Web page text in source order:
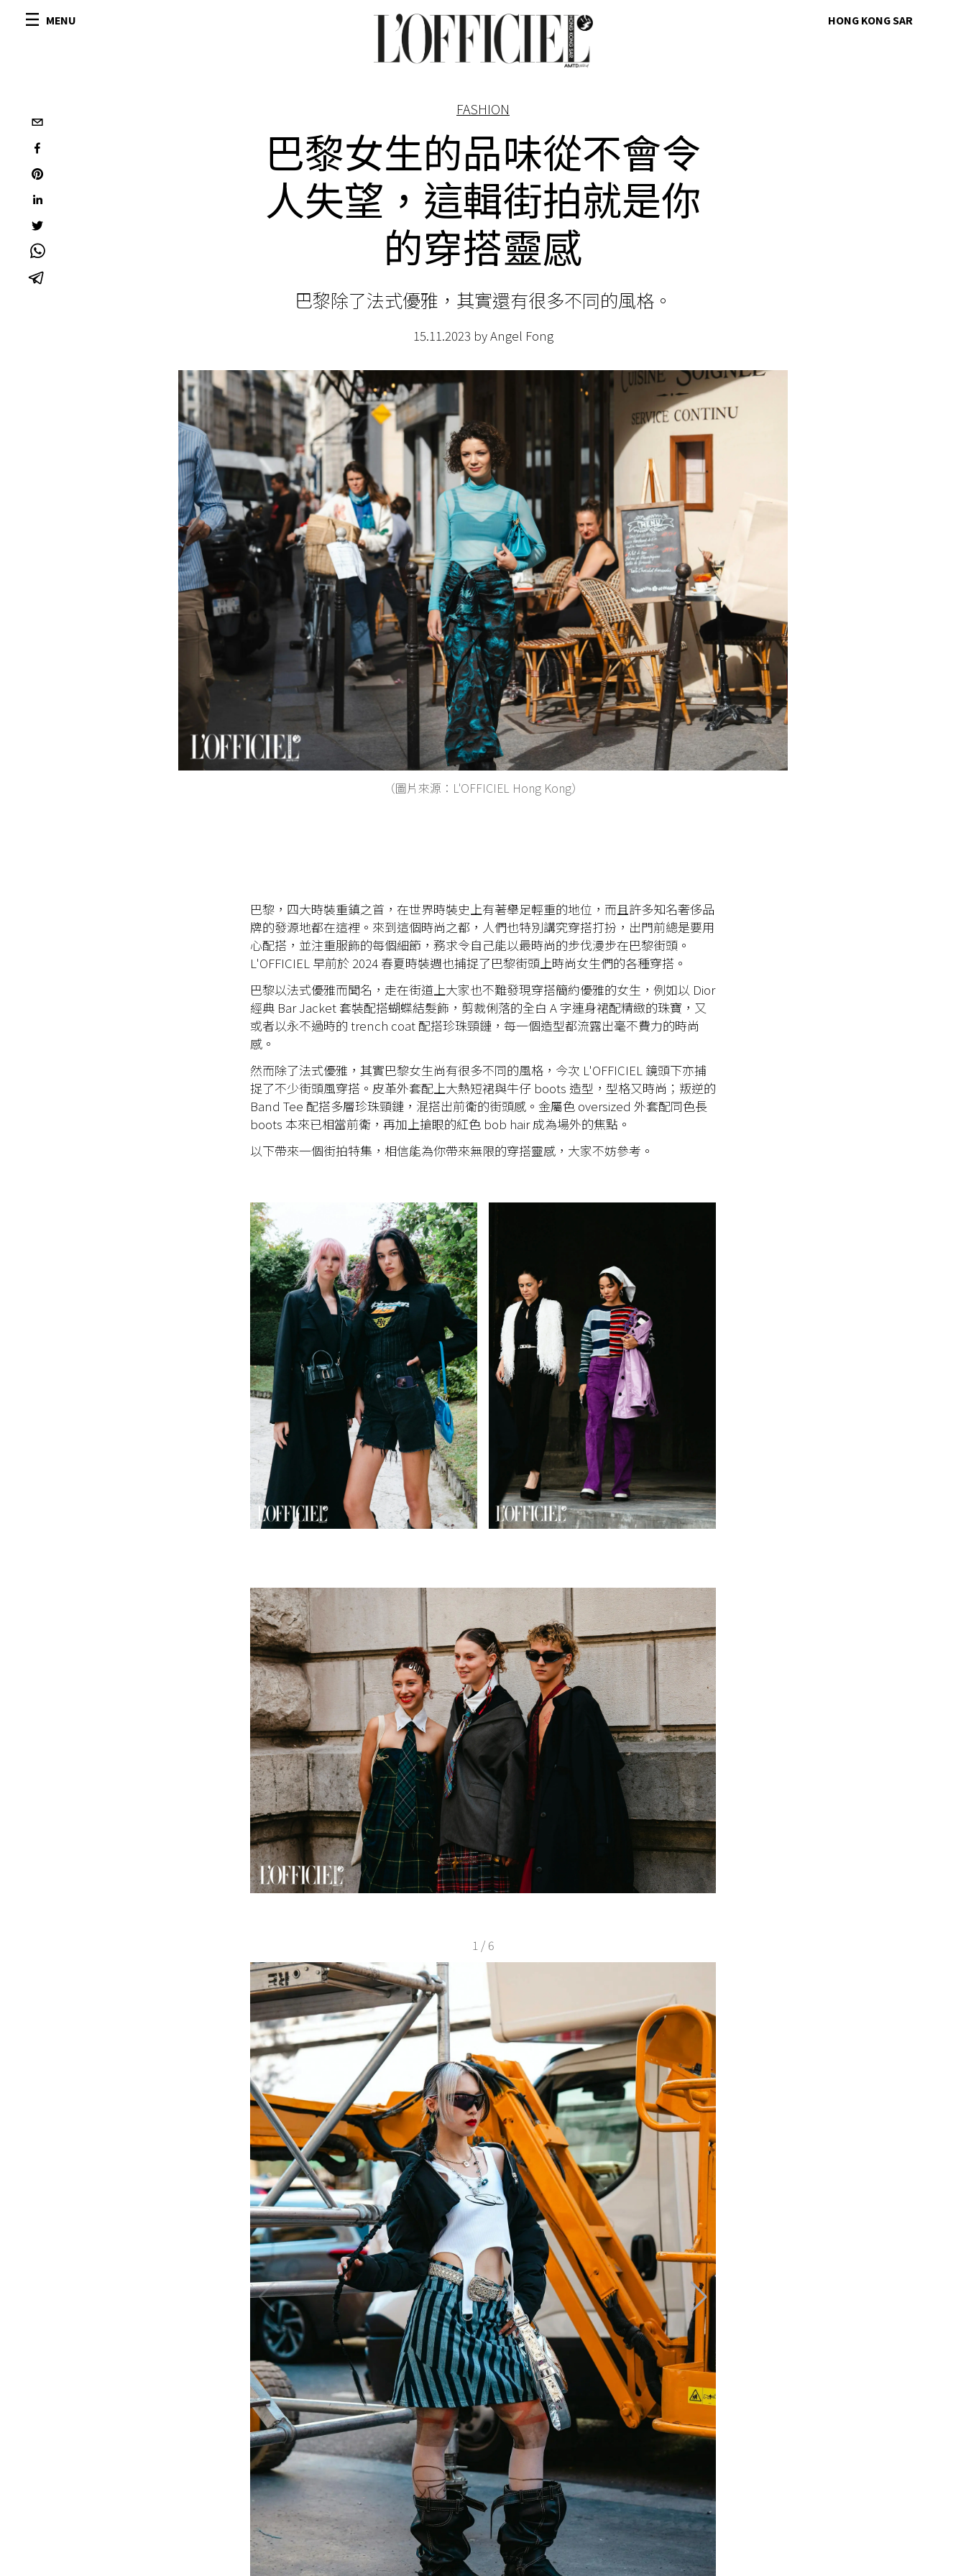
MENU HONG KONG SAR
FASHION
巴黎女生的品味從不會令
人失望，這輯街拍就是你
的穿搭靈感
巴黎除了法式優雅，其實還有很多不同的風格。
15.11.2023 by Angel Fong
（圖片來源：L'OFFICIEL Hong Kong）
巴黎，四大時裝重鎮之首，在世界時裝史上有著舉足輕重的地位，而且許多知名奢侈品
牌的發源地都在這裡。來到這個時尚之都，人們也特別講究穿搭打扮，出門前總是要用
心配搭，並注重服飾的每個細節，務求令自己能以最時尚的步伐漫步在巴黎街頭。
L'OFFICIEL 早前於 2024 春夏時裝週也捕捉了巴黎街頭上時尚女生們的各種穿搭。
巴黎以法式優雅而聞名，走在街道上大家也不難發現穿搭簡約優雅的女生，例如以 Dior
經典 Bar Jacket 套裝配搭蝴蝶結髮飾，剪裁俐落的全白 A 字連身裙配精緻的珠寶，又
或者以永不過時的 trench coat 配搭珍珠頸鏈，每一個造型都流露出毫不費力的時尚
感。
然而除了法式優雅，其實巴黎女生尚有很多不同的風格，今次 L'OFFICIEL 鏡頭下亦捕
捉了不少街頭風穿搭。皮革外套配上大熱短裙與牛仔 boots 造型，型格又時尚；叛逆的
Band Tee 配搭多層珍珠頸鏈，混搭出前衛的街頭感。金屬色 oversized 外套配同色長
boots 本來已相當前衛，再加上搶眼的紅色 bob hair 成為場外的焦點。
以下帶來一個街拍特集，相信能為你帶來無限的穿搭靈感，大家不妨參考。
1 / 6